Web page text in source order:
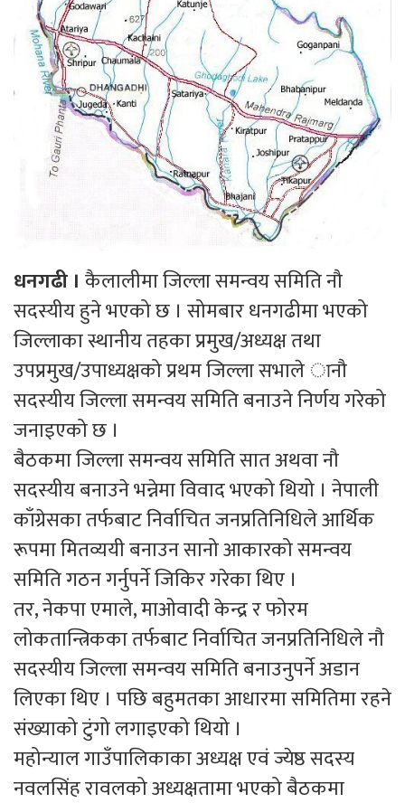
धनगढी । कैलालीमा जिल्ला समन्वय समिति नौ
सदस्यीय हुने भएको छ । सोमबार धनगढीमा भएको
जिल्लाका स्थानीय तहका प्रमुख/अध्यक्ष तथा
उपप्रमुख/उपाध्यक्षको प्रथम जिल्ला सभाले ानौ
सदस्यीय जिल्ला समन्वय समिति बनाउने निर्णय गरेको
जनाइएको छ ।
बैठकमा जिल्ला समन्वय समिति सात अथवा नौ
सदस्यीय बनाउने भन्नेमा विवाद भएको थियो । नेपाली
काँग्रेसका तर्फबाट निर्वाचित जनप्रतिनिधिले आर्थिक
रूपमा मितव्ययी बनाउन सानो आकारको समन्वय
समिति गठन गर्नुपर्ने जिकिर गरेका थिए ।
तर, नेकपा एमाले, माओवादी केन्द्र र फोरम
लोकतान्त्रिकका तर्फबाट निर्वाचित जनप्रतिनिधिले नौ
सदस्यीय जिल्ला समन्वय समिति बनाउनुपर्ने अडान
लिएका थिए । पछि बहुमतका आधारमा समितिमा रहने
संख्याको टुंगो लगाइएको थियो ।
महोन्याल गाउँपालिकाका अध्यक्ष एवं ज्येष्ठ सदस्य
नवलसिंह रावलको अध्यक्षतामा भएको बैठकमा